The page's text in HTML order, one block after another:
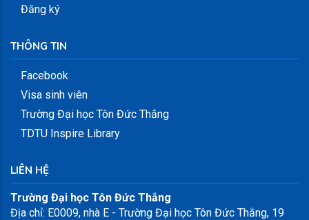
Đăng ký
THÔNG TIN
Facebook
Visa sinh viên
Trường Đại học Tôn Đức Thắng
TDTU Inspire Library
LIÊN HỆ
Trường Đại học Tôn Đức Thắng
Địa chỉ: E0009, nhà E - Trường Đại học Tôn Đức Thắng, 19